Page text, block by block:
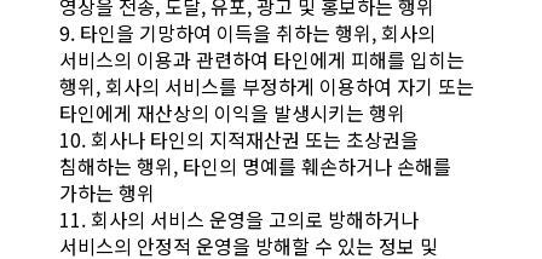
영상을 전송, 도달, 유포, 광고 및 홍보하는 행위
9. 타인을 기망하여 이득을 취하는 행위, 회사의
서비스의 이용과 관련하여 타인에게 피해를 입히는
행위, 회사의 서비스를 부정하게 이용하여 자기 또는
타인에게 재산상의 이익을 발생시키는 행위
10. 회사나 타인의 지적재산권 또는 초상권을
침해하는 행위, 타인의 명예를 훼손하거나 손해를
가하는 행위
11. 회사의 서비스 운영을 고의로 방해하거나
서비스의 안정적 운영을 방해할 수 있는 정보 및